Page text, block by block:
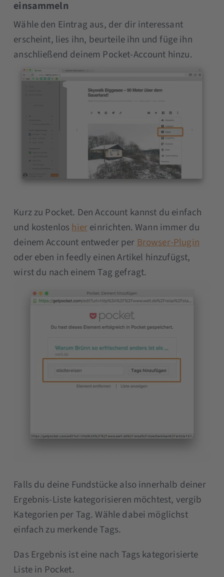
einsammeln
Wähle den Eintrag aus, der dir interessant
erscheint, lies ihn, beurteile ihn und füge ihn
anschließend deinem Pocket-Account hinzu.
Kurz zu Pocket. Den Account kannst du einfach
und kostenloshiereinrichten. Wann immer du
deinem Account entweder perBrowser-Plugin
oder eben in feedly einen Artikel hinzufügst,
wirst du nach einem Tag gefragt.
Falls du deine Fundstücke also innerhalb deiner
Ergebnis-Liste kategorisieren möchtest, vergib
Kategorien per Tag. Wähle dabei möglichst
einfach zu merkende Tags.
Das Ergebnis ist eine nach Tags kategorisierte
Liste in Pocket.